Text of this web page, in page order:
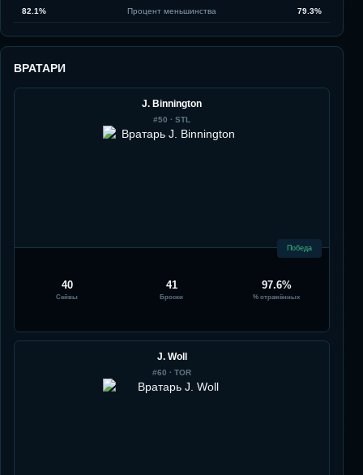
82.1% Процент меньшинства 79.3%
ВРАТАРИ
J. Binnington
#50 · STL
Победа
40
Сейвы
41
Броски
97.6%
% отражённых
J. Woll
#60 · TOR